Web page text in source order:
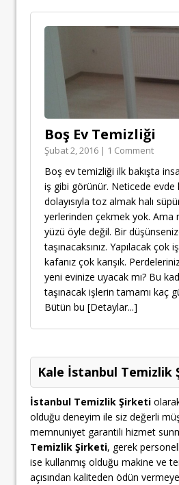
Boş Ev Temizliği
Şubat 2, 2016 | 1 Comment
Boş ev temizliği ilk bakışta
iş gibi görünür. Neticede evde
dolayısıyla toz almak halı
yerlerinden çekmek yok. Ama
yüzü öyle değil. Bir
taşınacaksınız. Yapılacak çok
kafanız çok karışık.
yeni evinize uyacak mı? Bu
taşınacak işlerin tamamı kaç
Bütün bu [Detaylar...]
Kale İstanbul Temizlik
İstanbul Temizlik Şirketi
olduğu deneyim ile siz değerli
memnuniyet garantili hizmet
Temizlik Şirketi, gerek
ise kullanmış olduğu makine ve
açısından kaliteden ödün